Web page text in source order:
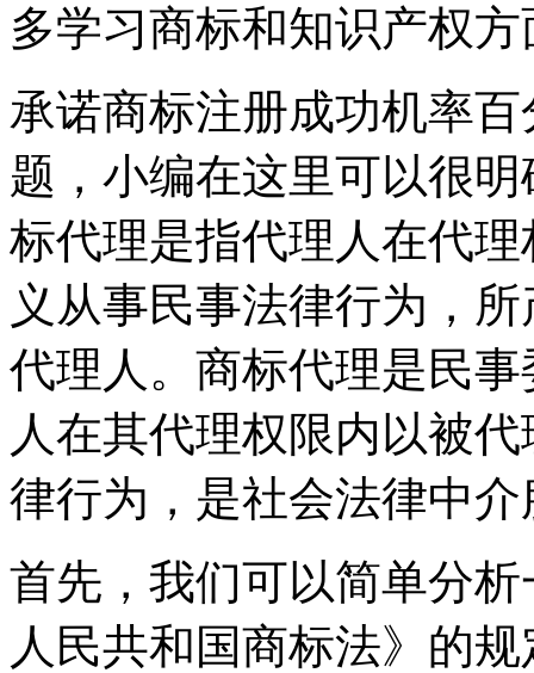
多学习商标和知识产权
承诺商标注册成功机率
题，小编在这里可以很
标代理是指代理人在代
义从事民事法律行为，
代理人。商标代理是民
人在其代理权限内以被
律行为，是社会法律中
首先，我们可以简单分
人民共和国商标法》的